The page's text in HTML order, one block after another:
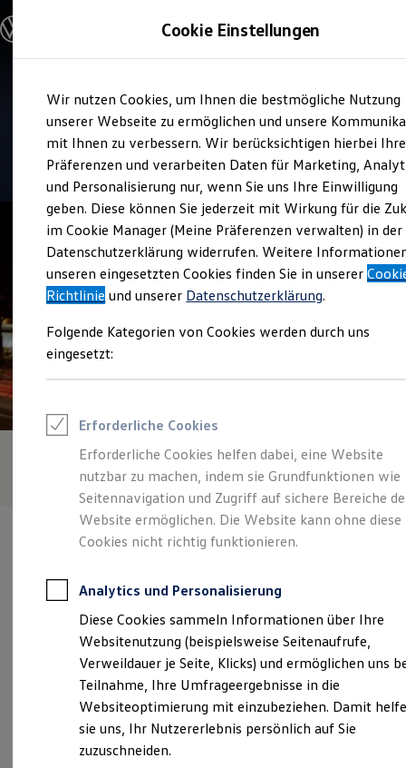
Hauptinhalt
springen
Footer
springen
Modelle und Konfigurator
Modelle vergleichen
Elektroautos
ENERGY Sondermodelle
Nutzfahrzeuge
SUV und CUV
Familienautos
Kombis
Kompaktwagen
Sportwagen
Schnell verfügbare Fahrzeuge
Angebote und Produkte
Aktuelle Angebote
E-Auto-Förderung
Volkswagen Marktplatz
Junge Gebrauchtwagen und Gebrauchtwagen
Volkswagen Zertifizierte Gebrauchtwagen
Zubehör- und Serviceangebote
Leasing
Leasing-Angebote
Gebrauchtwagen Leasing
Junge Gebrauchtwagen-Leasing
Elektroauto Leasing
Kleinwagen-Leasing
Leasing ohne Anzahlung
Finanzierung
Kfz-Versicherung
Restschuldversicherungen
Garantien
Wartungsverträge
Geschäftskunden
Professional Class bei Volkswagen
Großkunden
Behörden
Direktkunden
Sonderfahrzeuge
Anpfiff zum Gewinn
Verkauf und Service
Autohaus Feicht
4.8| 514 Bewertungen
Verantwortlich für die Inhalte auf dieser Seite ist die Autohaus
Feicht GmbH (Impressum & Rechtliches )
Münchner Straße 39, 85540 Haar
Cookie Einstellungen
Wir nutzen Cookies, um Ihnen die bestmögliche Nutzung
unserer Webseite zu ermöglichen und unsere
mit Ihnen zu verbessern. Wir berücksichtigen hierbei Ihre
Präferenzen und verarbeiten Daten für Marketing,
und Personalisierung nur, wenn Sie uns Ihre Einwilligung
geben. Diese können Sie jederzeit mit Wirkung für die
im Cookie Manager (Meine Präferenzen verwalten) in der
Datenschutzerklärung widerrufen. Weitere
unseren eingesetzten Cookies finden Sie in unserer
Richtlinie und unserer Datenschutzerklärung.
Folgende Kategorien von Cookies werden durch uns
eingesetzt:
Erforderliche Cookies
Erforderliche Cookies helfen dabei, eine Website
nutzbar zu machen, indem sie Grundfunktionen wie
Seitennavigation und Zugriff auf sichere Bereiche
Website ermöglichen. Die Website kann ohne diese
Cookies nicht richtig funktionieren.
Analytics und Personalisierung
Diese Cookies sammeln Informationen über Ihre
Websitenutzung (beispielsweise Seitenaufrufe,
Verweildauer je Seite, Klicks) und ermöglichen uns
Teilnahme, Ihre Umfrageergebnisse in die
Websiteoptimierung mit einzubeziehen. Damit
sie uns, Ihr Nutzererlebnis persönlich auf Sie
zuzuschneiden.